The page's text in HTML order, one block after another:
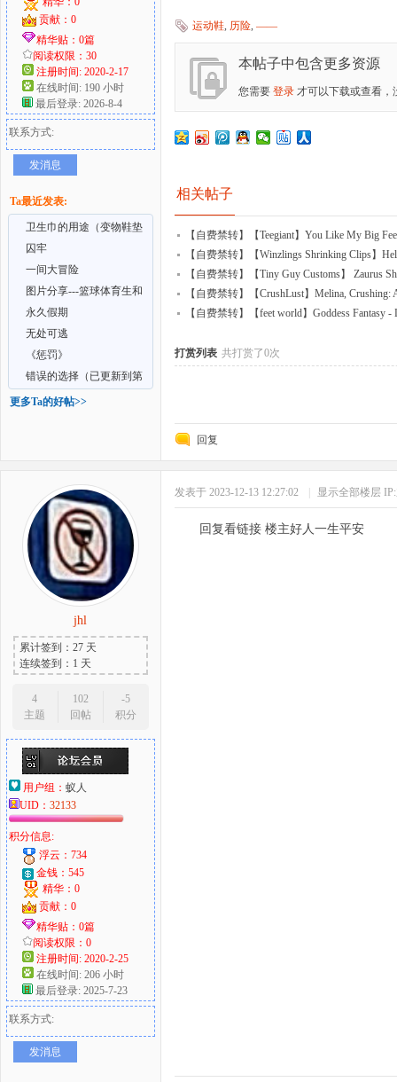
好
贡献：0
精华贴：0篇
阅读权限：30
注册时间: 2020-2-17
在线时间: 190 小时
最后登录: 2026-8-4
联系方式:
发消息
Ta最近发表:
卫生巾的用途（变物鞋垫
文）
囚牢
一间大冒险
图片分享---篮球体育生和
小人
永久假期
无处可逃
《惩罚》
错误的选择（已更新到第
八部分）
更多Ta的好帖>>
运动鞋, 历险, ——
本帖子中包含更多资源
您需要 登录 才可以下载或查看，
相关帖子
【自费禁转】【Teegiant】You Like My Big
【自费禁转】【Winzlings Shrinking Clips】
6K VR360
【自费禁转】【Tiny Guy Customs】 Zaurus
【自费禁转】【CrushLust】Melina, Crushing:
Woman【自费禁转】【feet world】Goddess Fantasy -
打赏列表 共打赏了0次
回复
jhl
累计签到：27 天
连续签到：1 天
4
主题
102
回帖
-5
积分
用户组： 蚁人
UID： 32133
积分信息:
浮云：734
金钱：545
精华：0
贡献：0
精华贴：0篇
阅读权限：0
注册时间: 2020-2-25
在线时间: 206 小时
最后登录: 2025-7-23
联系方式:
发消息
发表于 2023-12-13 12:27:02 显示全部楼层
回复看链接 楼主好人一生平安